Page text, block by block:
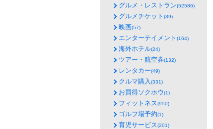
グルメ・レストラン(52586)
グルメチケット (39)
映画(57)
エンターテイメント (164)
海外ホテル(24)
ツアー・航空券(132)
レンタカー(49)
クルマ購入(331)
お買得ソクホウ(1)
フィットネス(950)
ゴルフ場予約(1)
育児サービス(201)